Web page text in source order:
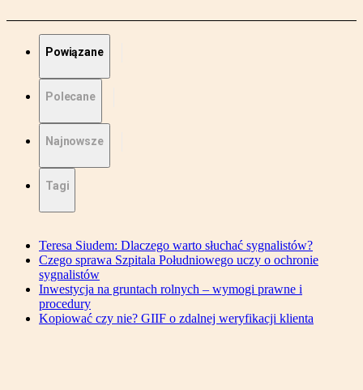
Powiązane
Polecane
Najnowsze
Tagi
Teresa Siudem: Dlaczego warto słuchać sygnalistów?
Czego sprawa Szpitala Południowego uczy o ochronie
sygnalistów
Inwestycja na gruntach rolnych – wymogi prawne i
procedury
Kopiować czy nie? GIIF o zdalnej weryfikacji klienta